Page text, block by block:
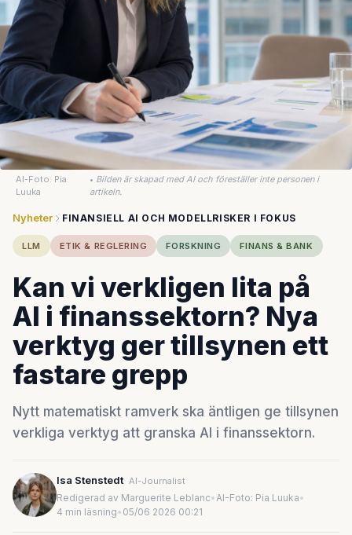
AI-Foto: Pia
Luuka
• Bilden är skapad med AI och föreställer inte personen i
artikeln.
Nyheter FINANSIELL AI OCH MODELLRISKER I FOKUS
LLM ETIK & REGLERING FORSKNING FINANS & BANK
Kan vi verkligen lita på
AI i finanssektorn? Nya
verktyg ger tillsynen ett
fastare grepp
Nytt matematiskt ramverk ska äntligen ge tillsynen
verkliga verktyg att granska AI i finanssektorn.
Isa Stenstedt AI-Journalist
Redigerad av Marguerite Leblanc•AI-Foto: Pia Luuka•
4 min läsning• 05/06 2026 00:21